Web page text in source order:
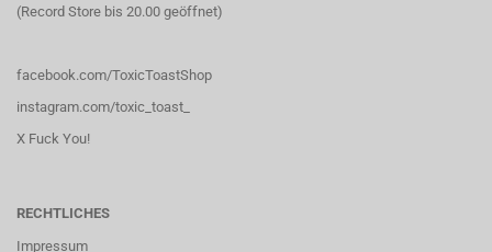
(Record Store bis 20.00 geöffnet)
facebook.com/ToxicToastShop
instagram.com/toxic_toast_
X Fuck You!
RECHTLICHES
Impressum